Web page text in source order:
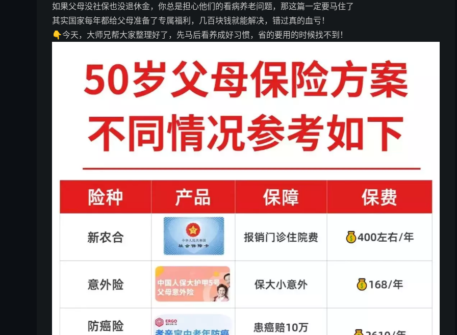
如果父母没社保也没退休金，你总是担心他们的看病养老问题，那这篇一定要马住了
其实国家每年都给父母准备了专属福利，几百块钱就能解决，错过真的血亏！
👇今天，大师兄帮大家整理好了，先马后看养成好习惯，省的要用的时候找不到！